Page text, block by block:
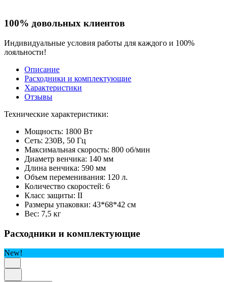
100% довольных клиентов
Индивидуальные условия работы для каждого и 100%
лояльности!
Описание
Расходники и комплектующие
Характеристики
Отзывы
Технические характеристики:
Мощность: 1800 Вт
Сеть: 230В, 50 Гц
Максимальная скорость: 800 об/мин
Диаметр венчика: 140 мм
Длина венчика: 590 мм
Объем переменивания: 120 л.
Количество скоростей: 6
Класс защиты: II
Размеры упаковки: 43*68*42 см
Вес: 7,5 кг
Расходники и комплектующие
New!